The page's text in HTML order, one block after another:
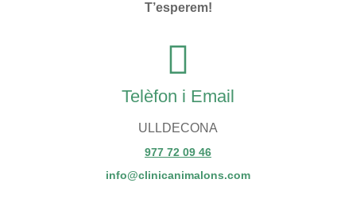
T’esperem!
Telèfon i Email
ULLDECONA
977 72 09 46
info@clinicanimalons.com